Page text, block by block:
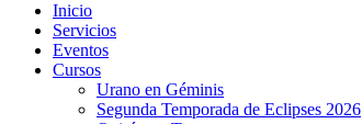
Inicio
Servicios
Eventos
Cursos
Urano en Géminis
Segunda Temporada de Eclipses 2026